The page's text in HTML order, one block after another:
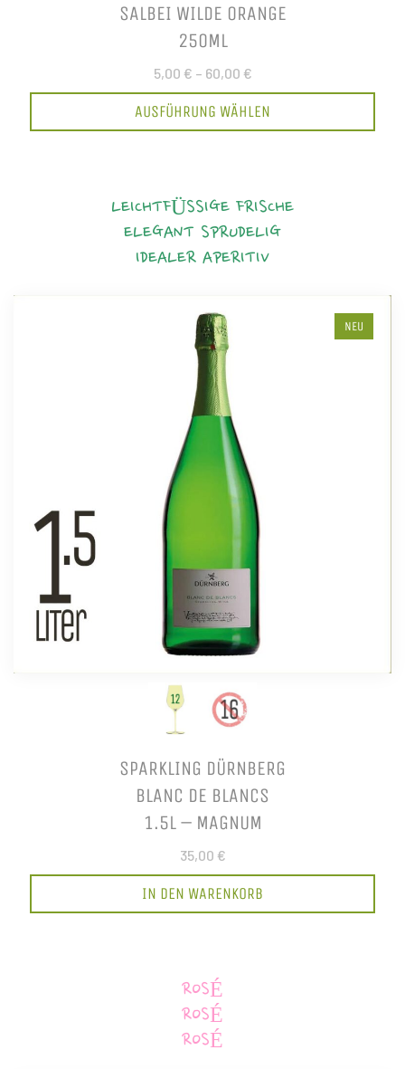
SALBEI WILDE ORANGE
250ML
5,00 € – 60,00 €
AUSFÜHRUNG WÄHLEN
LEICHTFÜSSIGE FRISCHE
ELEGANT SPRUDELIG
IDEALER APERITIV
NEU
SPARKLING DÜRNBERG
BLANC DE BLANCS
1.5L – MAGNUM
35,00 €
IN DEN WARENKORB
ROSÉ
ROSÉ
ROSÉ